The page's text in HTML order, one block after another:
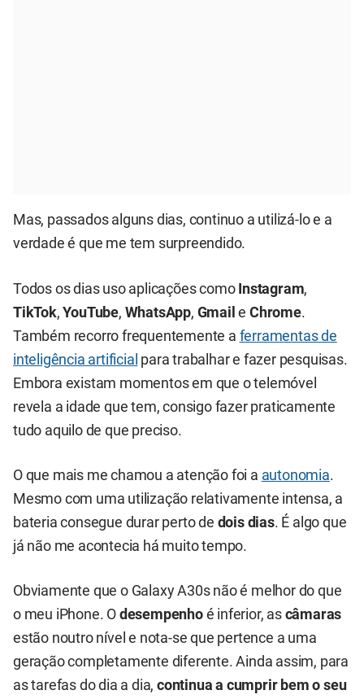
Mas, passados alguns dias, continuo a utilizá-lo e a
verdade é que me tem surpreendido.
Todos os dias uso aplicações como Instagram,
TikTok,YouTube, WhatsApp, Gmail eChrome.
Também recorro frequentemente a ferramentas de
inteligência artificial para trabalhar e fazer pesquisas.
Embora existam momentos em que o telemóvel
revela a idade que tem, consigo fazer praticamente
tudo aquilo de que preciso.
O que mais me chamou a atenção foi a autonomia.
Mesmo com uma utilização relativamente intensa, a
bateria consegue durar perto de dois dias. É algo que
já não me acontecia há muito tempo.
Obviamente que o Galaxy A30s não é melhor do que
o meu iPhone. O desempenhoé inferior, as câmaras
estão noutro nível e nota-se que pertence a uma
geração completamente diferente. Ainda assim, para
as tarefas do dia a dia,continua a cumprir bem o seu